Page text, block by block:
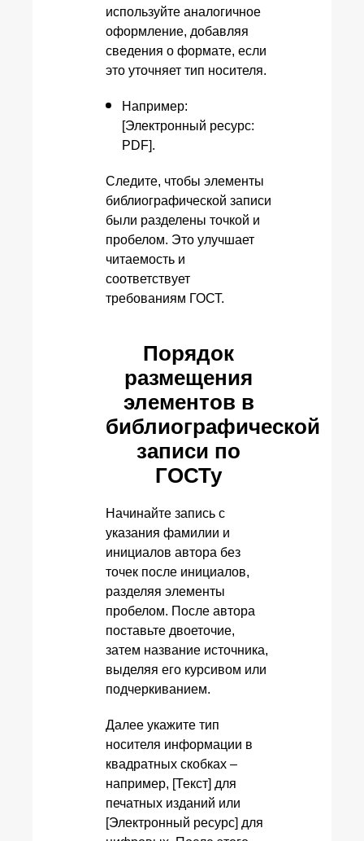
используйте аналогичное
оформление, добавляя
сведения о формате, если
это уточняет тип носителя.
Например:
[Электронный ресурс:
PDF].
Следите, чтобы элементы
библиографической записи
были разделены точкой и
пробелом. Это улучшает
читаемость и
соответствует
требованиям ГОСТ.
Порядок
размещения
элементов в
библиографической
записи по
ГОСТу
Начинайте запись с
указания фамилии и
инициалов автора без
точек после инициалов,
разделяя элементы
пробелом. После автора
поставьте двоеточие,
затем название источника,
выделяя его курсивом или
подчеркиванием.
Далее укажите тип
носителя информации в
квадратных скобках –
например, [Текст] для
печатных изданий или
[Электронный ресурс] для